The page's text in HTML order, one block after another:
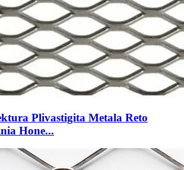
Plivastigita Metala Reto
Hone...